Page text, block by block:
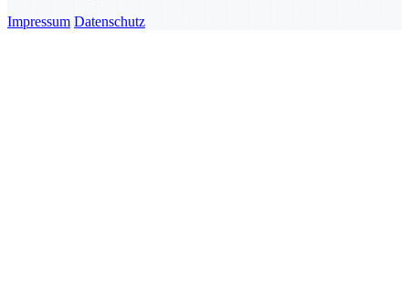
Impressum Datenschutz